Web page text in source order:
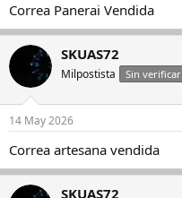
Correa Panerai Vendida
SKUAS72
Milpostista Sin verificar
14 May 2026
Correa artesana vendida
SKUAS72